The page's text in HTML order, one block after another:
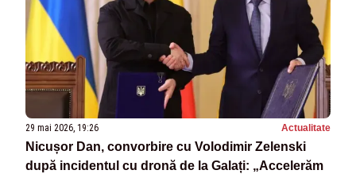
29 mai 2026, 19:26 Actualitate
Nicușor Dan, convorbire cu Volodimir Zelenski
după incidentul cu dronă de la Galați: „Accelerăm